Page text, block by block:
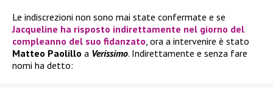
Le indiscrezioni non sono mai state confermate e se
Jacqueline ha risposto indirettamente nel giorno del
compleanno del suo fidanzato, ora a intervenire è stato
Matteo Paolillo a Verissimo. Indirettamente e senza fare
nomi ha detto: